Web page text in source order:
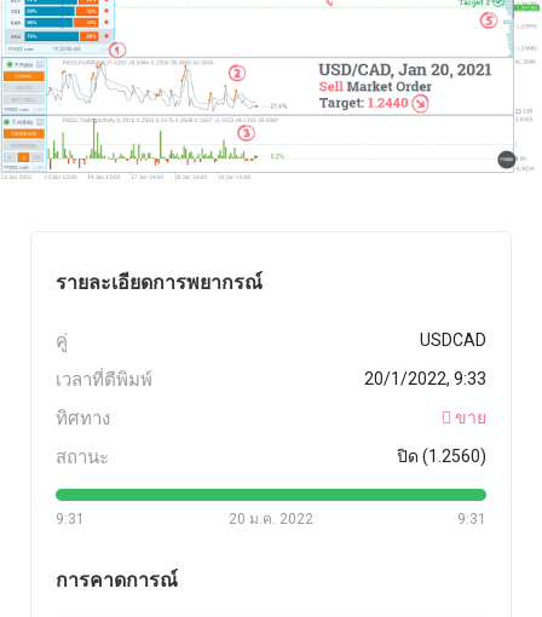
รายละเอียดการพยากรณ์
คู่ USDCAD
เวลาที่ตีพิมพ์ 20/1/2022, 9:33
ทิศทาง ขาย
สถานะ ปิด (1.2560)
9:31 9:31
20 ม.ค. 2022
การคาดการณ์